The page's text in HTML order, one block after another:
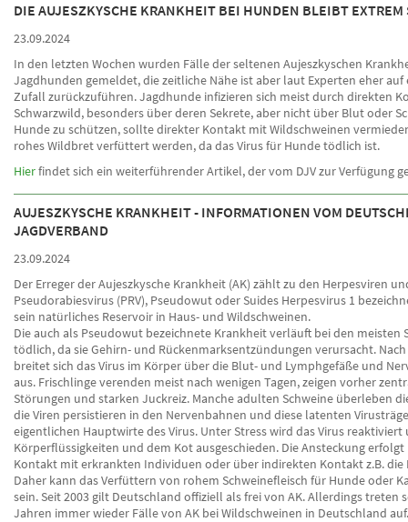
DIE AUJESZKYSCHE KRANKHEIT BEI HUNDEN BLEIBT EXTREM
23.09.2024
In den letzten Wochen wurden Fälle der seltenen Aujeszkyschen
Jagdhunden gemeldet, die zeitliche Nähe ist aber laut Experten eher auf
Zufall zurückzuführen. Jagdhunde infizieren sich meist durch direkten
Schwarzwild, besonders über deren Sekrete, aber nicht über Blut oder
Hunde zu schützen, sollte direkter Kontakt mit Wildschweinen
rohes Wildbret verfüttert werden, da das Virus für Hunde tödlich ist.
Hierfindet sich ein weiterführender Artikel, der vom DJV zur Verfügung
AUJESZKYSCHE KRANKHEIT - INFORMATIONEN VOM
JAGDVERBAND
23.09.2024
Der Erreger der Aujeszkysche Krankheit (AK) zählt zu den Herpesviren
Pseudorabiesvirus (PRV), Pseudowut oder Suides Herpesvirus 1
sein natürliches Reservoir in Haus- und Wildschweinen.
Die auch als Pseudowut bezeichnete Krankheit verläuft bei den meisten
tödlich, da sie Gehirn- und Rückenmarksentzündungen verursacht.
breitet sich das Virus im Körper über die Blut- und Lymphgefäße und
aus. Frischlinge verenden meist nach wenigen Tagen, zeigen vorher
Störungen und starken Juckreiz. Manche adulten Schweine überleben
die Viren persistieren in den Nervenbahnen und diese latenten
eigentlichen Hauptwirte des Virus. Unter Stress wird das Virus reaktiviert
Körperflüssigkeiten und dem Kot ausgeschieden. Die Ansteckung
Kontakt mit erkrankten Individuen oder über indirekten Kontakt z.B. die
Daher kann das Verfüttern von rohem Schweinefleisch für Hunde oder
sein. Seit 2003 gilt Deutschland offiziell als frei von AK. Allerdings treten
Jahren immer wieder Fälle von AK bei Wildschweinen in Deutschland auf.